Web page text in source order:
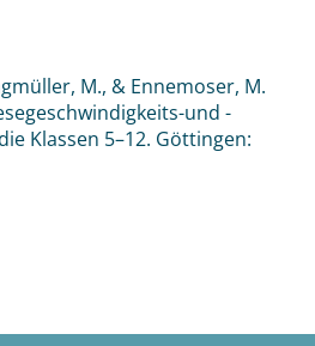
M., & Ennemoser, M.
und -
Klassen 5–12. Göttingen: